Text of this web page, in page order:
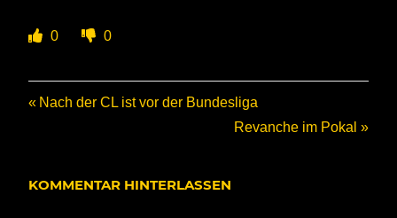
0 0
Beitragsnavigation
Vorheriger
Nach der CL ist vor der Bundesliga
Nächster
Revanche im Pokal
KOMMENTAR HINTERLASSEN